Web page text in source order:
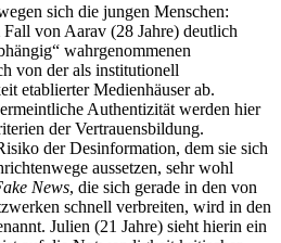
sich die jungen Menschen:
von Aarav (28 Jahre) deutlich
wahrgenommenen
von der als institutionell
etablierter Medienhäuser ab.
Authentizität werden hier
der Vertrauensbildung.
der Desinformation, dem sie sich
aussetzen, sehr wohl
News, die sich gerade in den von
schnell verbreiten, wird in den
Julien (21 Jahre) sieht hierin ein